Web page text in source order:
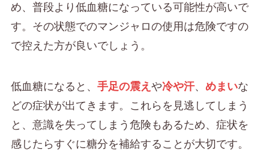
め、普段より低血糖になっている可能性が高いで
す。その状態でのマンジャロの使用は危険ですの
で控えた方が良いでしょう。
低血糖になると、 手足の震え や冷や汗、 めまいな
どの症状が出てきます。これらを見逃してしまう
と、意識を失ってしまう危険もあるため、症状を
感じたらすぐに糖分を補給することが大切です。